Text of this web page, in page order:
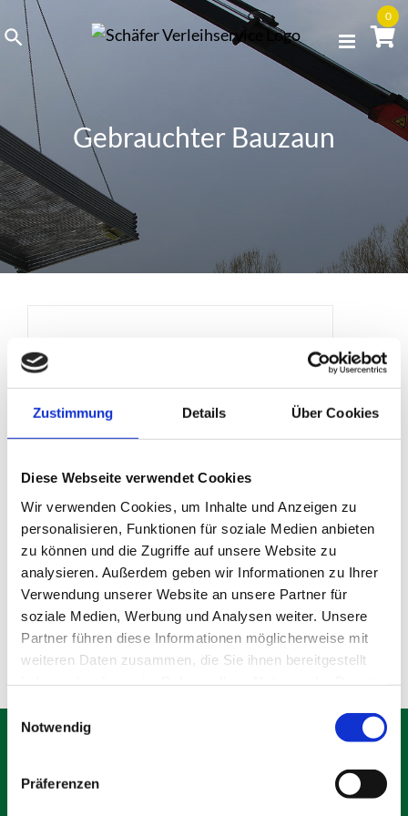
Zustimmung Details Über Cookies
Diese Webseite verwendet Cookies
Wir verwenden Cookies, um Inhalte und Anzeigen zu
personalisieren, Funktionen für soziale Medien anbieten
zu können und die Zugriffe auf unsere Website zu
analysieren. Außerdem geben wir Informationen zu Ihrer
Verwendung unserer Website an unsere Partner für
soziale Medien, Werbung und Analysen weiter. Unsere
Partner führen diese Informationen möglicherweise mit
weiteren Daten zusammen, die Sie ihnen bereitgestellt
Einwilligungsauswahl
Notwendig
Präferenzen
Skip
to
content
Gebrauchter Bauzaun
0
Gebrauchter Bauzaun
Produktdetails